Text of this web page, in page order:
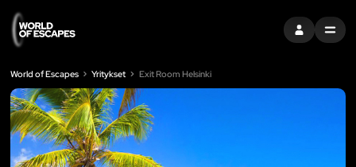
KIRJAUDUMENU
World of Escapes Yritykset Exit Room Helsinki